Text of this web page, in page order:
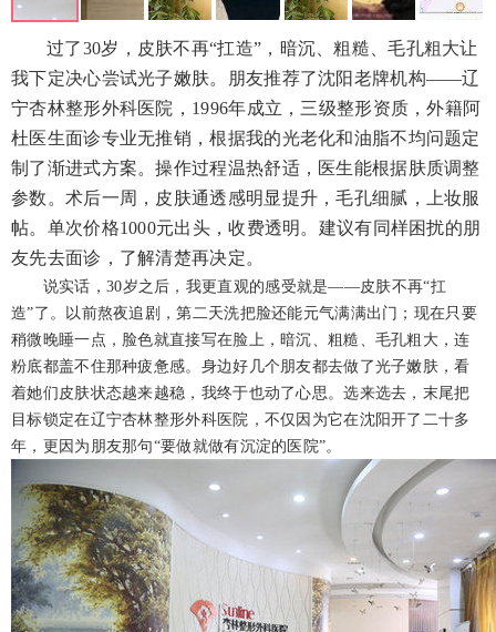
过了30岁，皮肤不再“扛造”，暗沉、粗糙、毛孔粗大让
我下定决心尝试光子嫩肤。朋友推荐了沈阳老牌机构——辽
宁杏林整形外科医院，1996年成立，三级整形资质，外籍阿
杜医生面诊专业无推销，根据我的光老化和油脂不均问题定
制了渐进式方案。操作过程温热舒适，医生能根据肤质调整
参数。术后一周，皮肤通透感明显提升，毛孔细腻，上妆服
帖。单次价格1000元出头，收费透明。建议有同样困扰的朋
友先去面诊，了解清楚再决定。
说实话，30岁之后，我更直观的感受就是——皮肤不再“扛
造”了。以前熬夜追剧，第二天洗把脸还能元气满满出门；现在只要
稍微晚睡一点，脸色就直接写在脸上，暗沉、粗糙、毛孔粗大，连
粉底都盖不住那种疲惫感。身边好几个朋友都去做了光子嫩肤，看
着她们皮肤状态越来越稳，我终于也动了心思。选来选去，末尾把
目标锁定在辽宁杏林整形外科医院，不仅因为它在沈阳开了二十多
年，更因为朋友那句“要做就做有沉淀的医院”。